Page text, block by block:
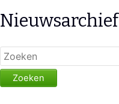
Nieuwsarchief
Zoeken